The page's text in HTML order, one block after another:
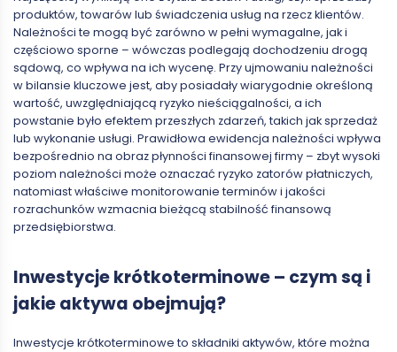
produktów, towarów lub świadczenia usług na rzecz klientów.
Należności te mogą być zarówno w pełni wymagalne, jak i
częściowo sporne – wówczas podlegają dochodzeniu drogą
sądową, co wpływa na ich wycenę. Przy ujmowaniu należności
w bilansie kluczowe jest, aby posiadały wiarygodnie określoną
wartość, uwzględniającą ryzyko nieściągalności, a ich
powstanie było efektem przeszłych zdarzeń, takich jak sprzedaż
lub wykonanie usługi. Prawidłowa ewidencja należności wpływa
bezpośrednio na obraz płynności finansowej firmy – zbyt wysoki
poziom należności może oznaczać ryzyko zatorów płatniczych,
natomiast właściwe monitorowanie terminów i jakości
rozrachunków wzmacnia bieżącą stabilność finansową
przedsiębiorstwa.
Inwestycje krótkoterminowe – czym są i
jakie aktywa obejmują?
Inwestycje krótkoterminowe to składniki aktywów, które można